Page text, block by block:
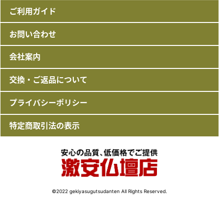
ご利用ガイド
お問い合わせ
会社案内
交換・ご返品について
プライバシーポリシー
特定商取引法の表示
©2022 gekiyasugutsudanten All Rights Reserved.